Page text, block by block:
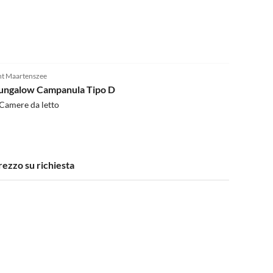
Maartenszee
Campanula Tipo D
da letto
su richiesta